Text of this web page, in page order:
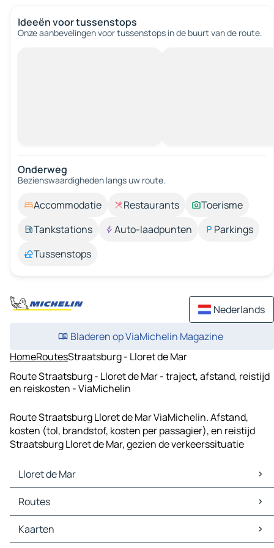
Ideeën voor tussenstops
Onze aanbevelingen voor tussenstops in de buurt van de route.
Onderweg
Bezienswaardigheden langs uw route.
Accommodatie Restaurants
Toerisme
Tankstations
Auto-laadpunten
Parkings
Tussenstops
Nederlands
Bladeren op ViaMichelin Magazine
HomeRoutesStraatsburg - Lloret de Mar
Route Straatsburg - Lloret de Mar - traject, afstand, reistijd
en reiskosten - ViaMichelin
Route Straatsburg Lloret de Mar ViaMichelin. Afstand,
kosten (tol, brandstof, kosten per passagier), en reistijd
Straatsburg Lloret de Mar, gezien de verkeerssituatie
Lloret de Mar
Lloret de Mar Kaarten
Lloret de Mar Verkeer
Lloret de Mar Hotels
Lloret de Mar Restaurants
Routes
Routes Lloret de Mar - Girona
Routes Lloret de Mar - Mataro
Kaarten